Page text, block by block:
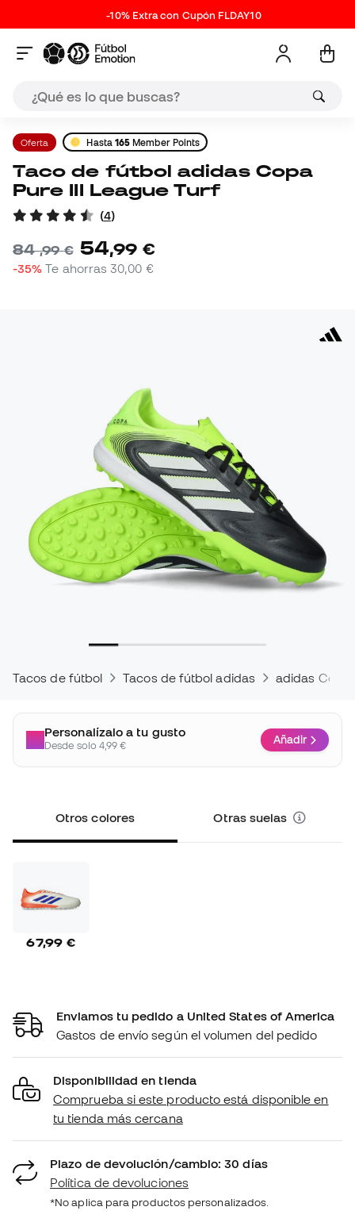
-10% Extra con Cupón FLDAY10
Oferta Hasta 165 Member Points
Taco de fútbol adidas Copa
Pure III League Turf
(4)
84,99 € 54,99 €
-35% Te ahorras30,00 €
Tacos de fútbol Tacos de fútbol adidas adidas Copa
Personalízalo a tu gusto
Desde solo 4,99 € Añadir
Otros colores Otras suelas
67,99 €
Enviamos tu pedido a United States of America
Gastos de envío según el volumen del pedido
Disponibilidad en tienda
Comprueba si este producto está disponible en
tu tienda más cercana
Plazo de devolución/cambio: 30 días
Política de devoluciones
*No aplica para productos personalizados.